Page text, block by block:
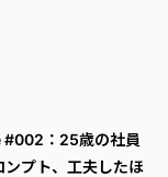
：独自の社内
AIに覚えさせる